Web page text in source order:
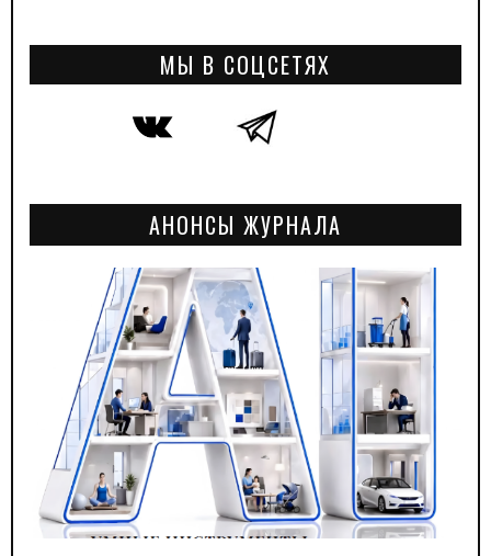
МЫ В СОЦСЕТЯХ
АНОНСЫ ЖУРНАЛА